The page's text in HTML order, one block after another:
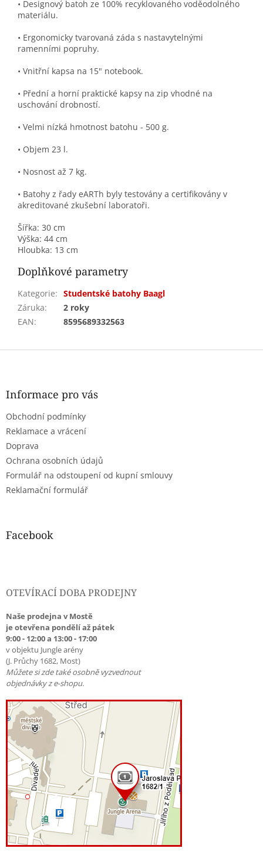
• Designový batoh ze 100% recyklovaného voděodolného
materiálu.
• Ergonomicky tvarovaná záda s nastavytelnými
ramenními popruhy.
• Vnitřní kapsa na 15" notebook.
• Přední a horní praktické kapsy na zip vhodné na
uschování drobností.
• Velmi nízká hmotnost batohu - 500 g.
• Objem 23 l.
• Nosnost až 7 kg.
• Batohy z řady eARTh byly testovány a certifikovány v
akreditované zkušební laboratoři.
Šířka: 30 cm
Výška: 44 cm
Hloubka: 13 cm
Doplňkové parametry
Kategorie: Studentské batohy Baagl
Záruka:
2 roky
EAN: 8595689332563
Z
Informace pro vás
Obchodní podmínky
Reklamace a vrácení
Doprava
Ochrana osobních údajů
Formulář na odstoupení od kupní smlouvy
Reklamační formulář
Facebook
OTEVÍRACÍ DOBA PRODEJNY
Naše prodejna v Mostě
je otevřena pondělí až pátek
9:00 - 12:00 a 13:00 - 17:00
v objektu Jungle arény
(J. Průchy 1682, Most)
Můžete si zde také osobně vyzvednout
objednávky z e-shopu.